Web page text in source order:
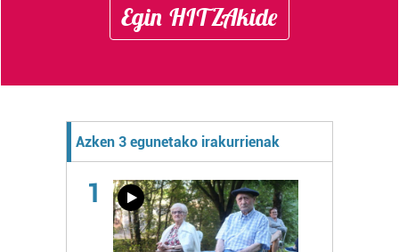
Egin HITZAkide
Azken 3 egunetako irakurrienak
1